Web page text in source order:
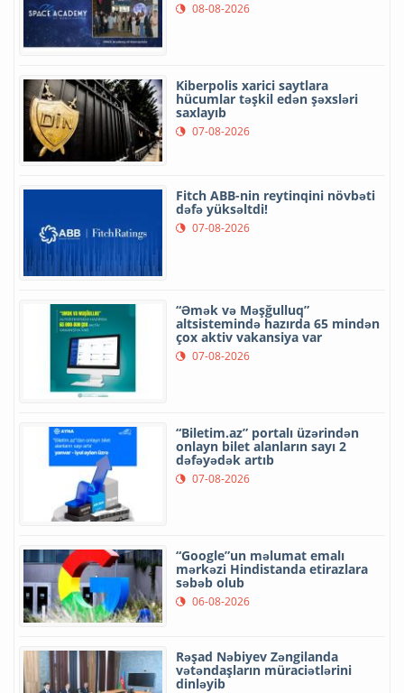
08-08-2026
Kiberpolis xarici saytlara
hücumlar təşkil edən şəxsləri
saxlayıb
07-08-2026
Fitch ABB-nin reytinqini növbəti
dəfə yüksəltdi!
07-08-2026
“Əmək və Məşğulluq”
altsistemində hazırda 65 mindən
çox aktiv vakansiya var
07-08-2026
“Biletim.az” portalı üzərindən
onlayn bilet alanların sayı 2
dəfəyədək artıb
07-08-2026
“Google”un məlumat emalı
mərkəzi Hindistanda etirazlara
səbəb olub
06-08-2026
Rəşad Nəbiyev Zəngilanda
vətəndaşların müraciətlərini
dinləyib